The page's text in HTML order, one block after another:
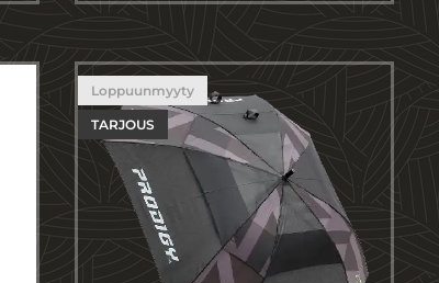
Loppuunmyyty
TARJOUS